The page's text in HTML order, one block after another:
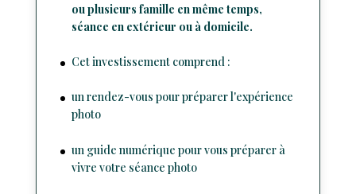
ou plusieurs famille en même temps,
séance en extérieur ou à domicile.
Cet investissement comprend :
un rendez-vous pour préparer l'expérience
photo
un guide numérique pour vous préparer à
vivre votre séance photo